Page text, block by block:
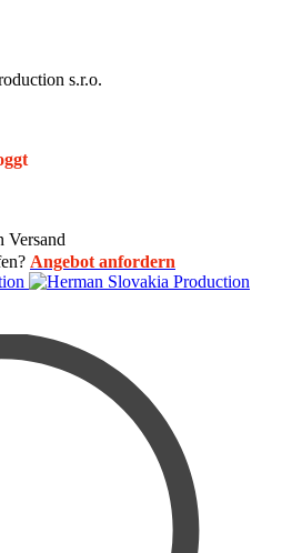
s.r.o.
Versand
Angebot anfordern